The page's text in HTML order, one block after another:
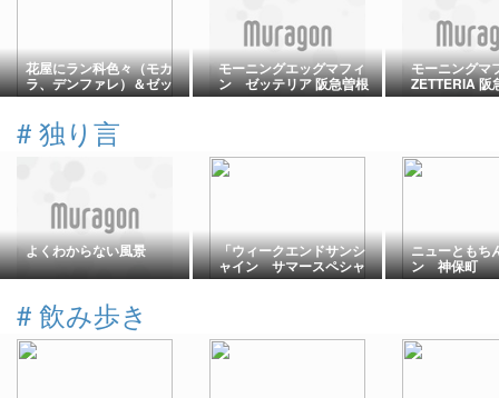
花屋にラン科色々（モカ
ラ、デンファレ）＆ゼッ
テリア「うな丼バーガ
モーニングエッグマフィ
ン ゼッテリア 阪急曽根
駅店 大阪府豊中市曽根
モーニング
ZETTERIA 阪
町口店（ゼ
# 独り言
よくわからない風景 「ウィークエンドサンシ
ャイン サマースペシャ
ル２０２６」を聴いてい
ニューともち
ン 神保町
# 飲み歩き